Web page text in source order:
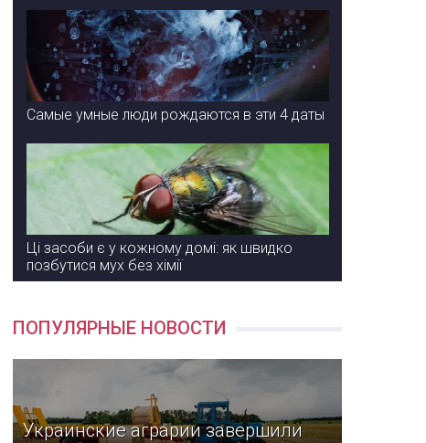
Самые умные люди рождаются в эти 4 даты
Ці засоби є у кожному домі: як швидко
позбутися мух без хімії
ПОПУЛЯРНЫЕ НОВОСТИ
Украинские аграрии завершили